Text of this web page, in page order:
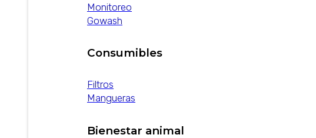
Monitoreo
Gowash
Consumibles
Filtros
Mangueras
Bienestar animal